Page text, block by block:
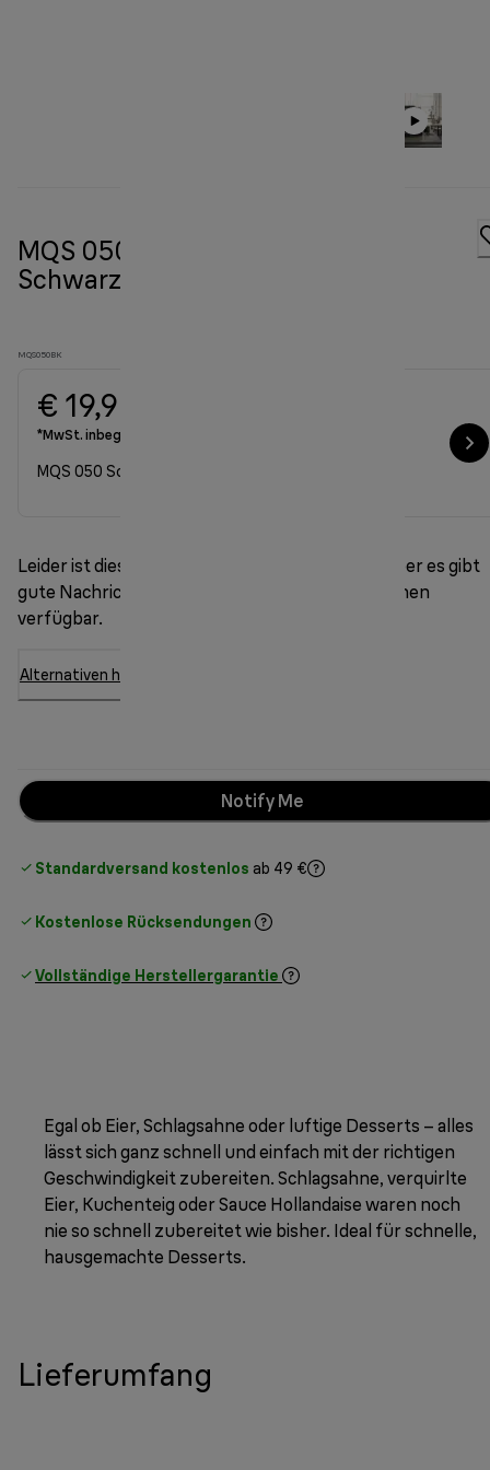
MQS 050 Schneebesen-Aufsatz
Schwarz
MQS050BK
€ 19,90
*MwSt. inbegriffen
MQS 050 Schneebesen-Aufsatz Schwarz
Leider ist dieses Modell derzeit nicht vorrätig. Aber es gibt
gute Nachrichten: Es sind noch 10 andere Optionen
verfügbar.
Alternativen hier entdecken
Notify Me
Standardversand kostenlos ab 49 €
Kostenlose Rücksendungen
Vollständige Herstellergarantie
Egal ob Eier, Schlagsahne oder luftige Desserts – alles
lässt sich ganz schnell und einfach mit der richtigen
Geschwindigkeit zubereiten. Schlagsahne, verquirlte
Eier, Kuchenteig oder Sauce Hollandaise waren noch
nie so schnell zubereitet wie bisher. Ideal für schnelle,
hausgemachte Desserts.
Lieferumfang